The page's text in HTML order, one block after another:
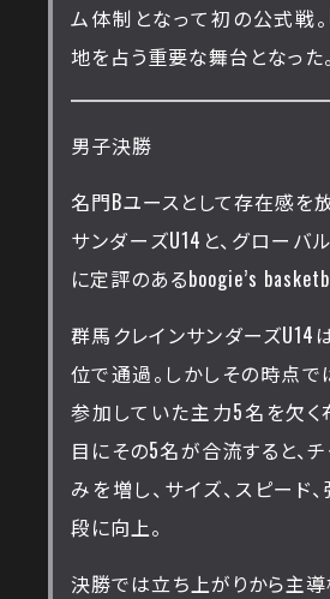
ム体制となって初の公式戦
地を占う重要な舞台となった。
男子決勝
名門Bユースとして存在感を
サンダーズU14と、グローバ
に定評のあるboogie’s
群馬クレインサンダーズU14
位で通過。しかしその時点
参加していた主力5名を欠く
目にその5名が合流すると、
みを増し、サイズ、スピード
段に向上。
決勝では立ち上がりから主導